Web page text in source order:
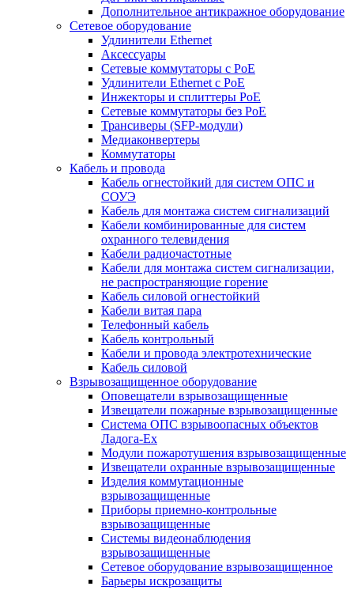
Дополнительное антикражное оборудование
Сетевое оборудование
Удлинители Ethernet
Аксессуары
Сетевые коммутаторы с РоЕ
Удлинители Ethernet с PoE
Инжекторы и сплиттеры РоЕ
Сетевые коммутаторы без РоЕ
Трансиверы (SFP-модули)
Медиаконвертеры
Коммутаторы
Кабель и провода
Кабель огнестойкий для систем ОПС и
СОУЭ
Кабель для монтажа систем сигнализаций
Кабели комбинированные для систем
охранного телевидения
Кабели радиочастотные
Кабели для монтажа систем сигнализации,
не распространяющие горение
Кабель силовой огнестойкий
Кабели витая пара
Телефонный кабель
Кабель контрольный
Кабели и провода электротехнические
Кабель силовой
Взрывозащищенное оборудование
Оповещатели взрывозащищенные
Извещатели пожарные взрывозащищенные
Система ОПС взрывоопасных объектов
Ладога-Ex
Модули пожаротушения взрывозащищенные
Извещатели охранные взрывозащищенные
Изделия коммутационные
взрывозащищенные
Приборы приемно-контрольные
взрывозащищенные
Системы видеонаблюдения
взрывозащищенные
Сетевое оборудование взрывозащищенное
Барьеры искрозащиты